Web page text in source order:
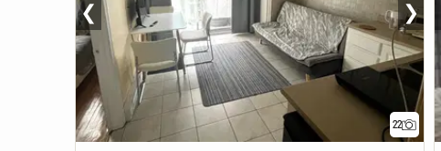
22
❮ ❯